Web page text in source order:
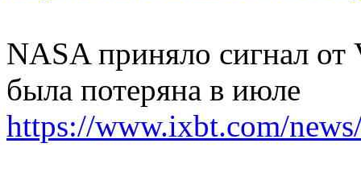
NASA приняло сигнал от
была потеряна в июле
https://www.ixbt.com/